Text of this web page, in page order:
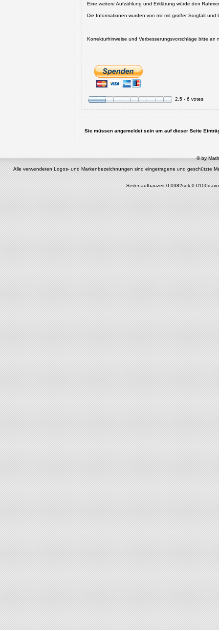
Eine weitere Aufzählung und Erklärung würde den
Die Informationen wurden von mir mit großer Sorgfalt
Korrekturhinweise und Verbesserungsvorschläge bitte an
2.5 - 6 votes
Sie müssen angemeldet sein um auf dieser Seite
© by
Alle verwendeten Logos- und Markenbezeichnungen sind eingetragene und geschützte